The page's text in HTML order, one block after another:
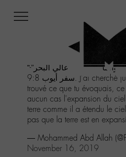
au
menu
Aller
au
contenu
Aller
recherche
“الباسط السموات وحده والماشي على أعالي البحر”-
سفر أيوب 9:8. J'ai cherché jusqu'à ce que j'ai
trouvé ce que tu évoquais,
aucun cas l'expansion du
terre comme il a étendu le
pas que la terre est en
— Mohammed Abd Allah
November 16, 2019